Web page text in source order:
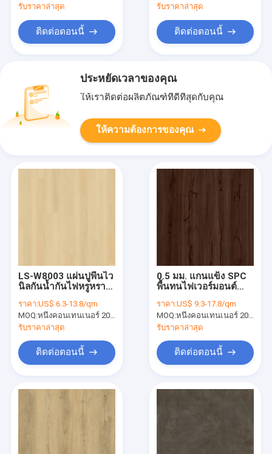
รับราคาล่าสุด
ติดต่อตอนนี้
รับราคาล่าสุด
ติดต่อตอนนี้
ประหยัดเวลาของคุณ
ให้เราติดต่อผลิตภัณฑ์ที่ดีที่สุดกับคุณ
ให้ความต้องการของคุณ
LS-W8003 แผ่นปูพื้นไว
นิลกันน้ำกันไฟหรูหรา
ราคา:US$ 6.3-13.8/qm
MOQ:หนึ่งคอนเทนเนอร์ 20FT หรือ 2500 ตารางเมตร
รับราคาล่าสุด
ติดต่อตอนนี้
0.5 มม. แกนแข็ง SPC
พื้นทนไฟเวอร์มอนต์
W40026
ราคา:US$ 9.3-17.8/qm
MOQ:หนึ่งคอนเทนเนอร์ 20FT หรือ 2500 ตารางเมตร
รับราคาล่าสุด
ติดต่อตอนนี้